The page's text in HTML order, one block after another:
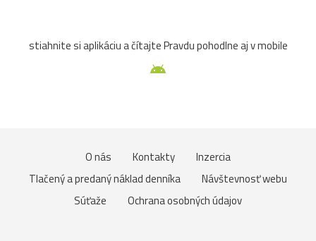
stiahnite si aplikáciu a čítajte Pravdu pohodlne aj v mobile
O nás Kontakty
Inzercia
Tlačený a predaný náklad denníka
Návštevnosť webu
Súťaže
Ochrana osobných údajov